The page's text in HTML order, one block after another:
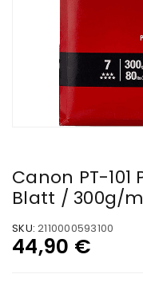
Canon PT-
Blatt / 300g/
SKU: 2110000593100
44,90 €